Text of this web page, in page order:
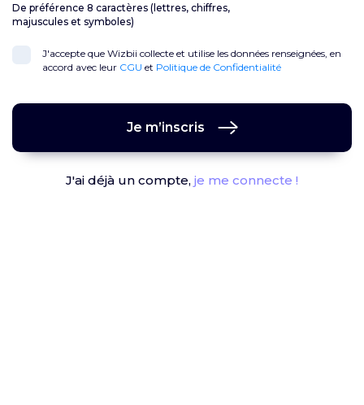
De préférence 8 caractères (lettres, chiffres,
majuscules et symboles)
J'accepte que Wizbii collecte et utilise les données renseignées, en
accord avec leur CGU et Politique de Confidentialité
Je m’inscris
J'ai déjà un compte, je me connecte !